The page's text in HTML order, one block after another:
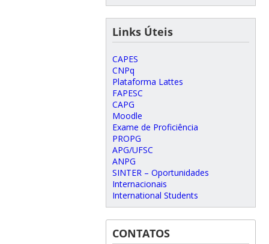
Links Úteis
CAPES
CNPq
Plataforma Lattes
FAPESC
CAPG
Moodle
Exame de Proficiência
PROPG
APG/UFSC
ANPG
SINTER – Oportunidades
Internacionais
International Students
CONTATOS